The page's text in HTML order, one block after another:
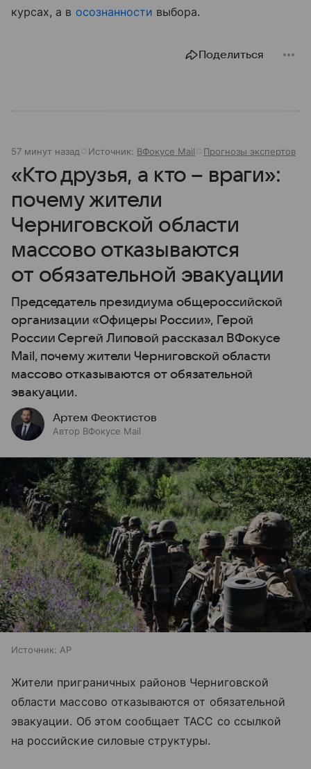
курсах, а в осознанности выбора.
Поделиться
57 минут назад Источник: ВФокусе Mail Прогнозы экспертов
«Кто друзья, а кто – враги»:
почему жители
Черниговской области
массово отказываются
от обязательной эвакуации
Председатель президиума общероссийской
организации «Офицеры России», Герой
России Сергей Липовой рассказал ВФокусе
Mail, почему жители Черниговской области
массово отказываются от обязательной
эвакуации.
Артем Феоктистов
Автор ВФокусе Mail
Источник: AP
Жители приграничных районов Черниговской
области массово отказываются от обязательной
эвакуации. Об этом сообщает ТАСС со ссылкой
на российские силовые структуры.